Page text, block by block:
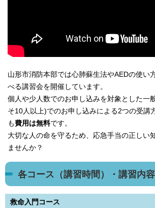
山形市消防本部では心肺蘇生法やAEDの使い
べる講習会を開催しています。
個人や少人数でのお申し込みを対象とした一
そ10人以上)でのお申し込みによる2つの受講
も費用は無料です。
大切な人の命を守るため、応急手当の正しい
ませんか？
各コース（講習時間）・講習内容
救命入門コース